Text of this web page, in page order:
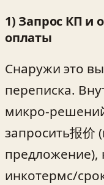
1) Запрос КП и
оплаты
Снаружи это
переписка.
запросить报价
предложение),
инкотермс/